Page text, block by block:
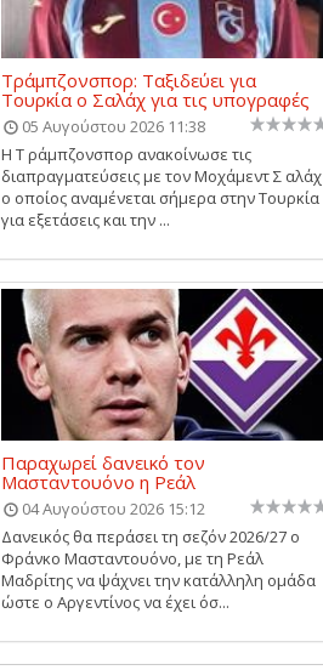
Τράμπζονσπορ: Ταξιδεύει για
Τουρκία ο Σαλάχ για τις υπογραφές
05 Αυγούστου 2026 11:38
Η Τ ράμπζονσπορ ανακοίνωσε τις
διαπραγματεύσεις με τον Μοχάμεντ Σ αλάχ ,
ο οποίος αναμένεται σήμερα στην Τουρκία
για εξετάσεις και την ...
Παραχωρεί δανεικό τον
Μασταντουόνο η Ρεάλ
04 Αυγούστου 2026 15:12
Δανεικός θα περάσει τη σεζόν 2026/27 ο
Φράνκο Μασταντουόνο, με τη Ρεάλ
Μαδρίτης να ψάχνει την κατάλληλη ομάδα
ώστε ο Αργεντίνος να έχει όσ...